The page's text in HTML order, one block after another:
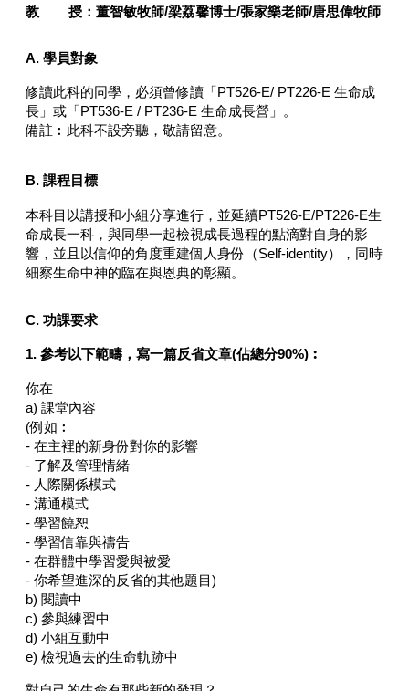
教 授： 董智敏牧師/梁荔馨博士/張家樂老師/唐思偉牧師
A. 學員對象
修讀此科的同學，必須曾修讀「PT526-E/ PT226-E 生命成
長」或「PT536-E / PT236-E 生命成長營」。
備註︰此科不設旁聽，敬請留意。
B. 課程目標
本科目以講授和小組分享進行，並延續PT526-E/PT226-E生
命成長一科，與同學一起檢視成長過程的點滴對自身的影
響，並且以信仰的角度重建個人身份（Self-identity），同時
細察生命中神的臨在與恩典的彰顯。
C. 功課要求
1. 參考以下範疇，寫一篇反省文章(佔總分90%)︰
你在
a) 課堂內容
(例如︰
- 在主裡的新身份對你的影響
- 了解及管理情緒
- 人際關係模式
- 溝通模式
- 學習饒恕
- 學習信靠與禱告
- 在群體中學習愛與被愛
- 你希望進深的反省的其他題目)
b) 閱讀中
c) 參與練習中
d) 小組互動中
e) 檢視過去的生命軌跡中